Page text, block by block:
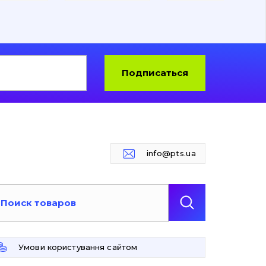
Подписаться
info@pts.ua
Умови користування сайтом